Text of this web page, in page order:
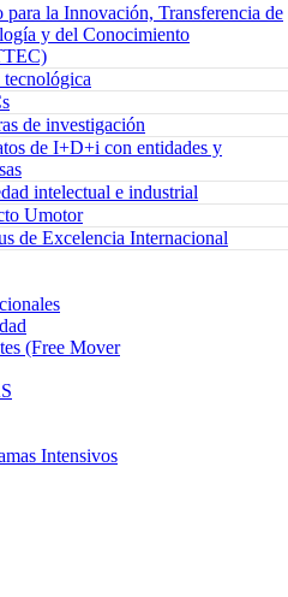
para la Innovación, Transferencia de
y del Conocimiento
de investigación
de I+D+i con entidades y
intelectual e industrial
Umotor
de Excelencia Internacional
(Free Mover
Intensivos